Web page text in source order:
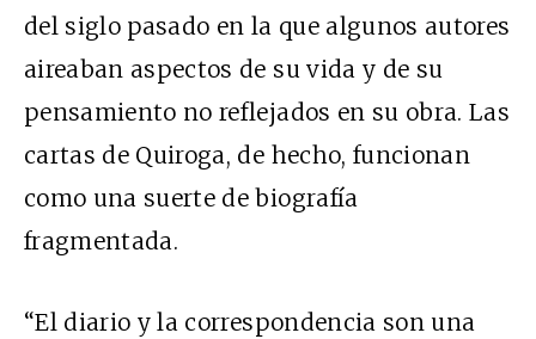
del siglo pasado en la que algunos autores
aireaban aspectos de su vida y de su
pensamiento no reflejados en su obra. Las
cartas de Quiroga, de hecho, funcionan
como una suerte de biografía
fragmentada.
“El diario y la correspondencia son una